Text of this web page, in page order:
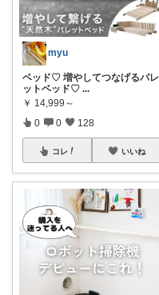
myu
ベッド♡ 増やしてつなげるパレ
ットベッド♡ ...
￥ 14,999～
0 0 128
コレ いいね